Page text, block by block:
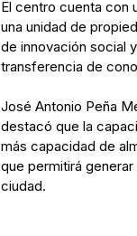
El centro cuenta con
una unidad de
de innovación social
transferencia de
José Antonio Peña
destacó que la
más capacidad de
que permitirá
ciudad.